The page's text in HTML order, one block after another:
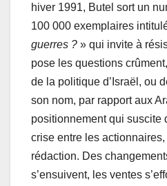
hiver 1991, Butel sort un
100 000 exemplaires
guerres ? » qui invite à
pose les questions
de la politique d’Israël, ou
son nom, par rapport aux
positionnement qui suscite
crise entre les
rédaction. Des
s’ensuivent, les ventes